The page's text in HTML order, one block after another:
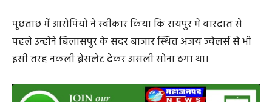
पूछताछ में आरोपियों ने स्वीकार किया कि रायपुर में वारदात से
पहले उन्होंने बिलासपुर के सदर बाजार स्थित अजय ज्वेलर्स से भी
इसी तरह नकली ब्रेसलेट देकर असली सोना ठगा था।